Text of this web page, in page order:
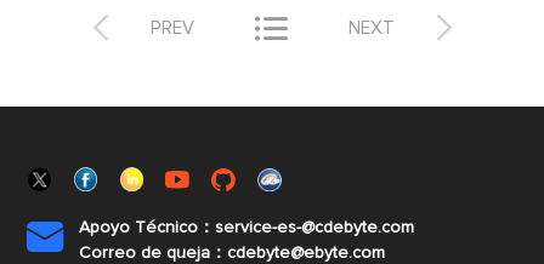
 PREV  
NEXT

Apoyo Técnico：service-es-@cdebyte.com
Correo de queja：cdebyte@ebyte.com